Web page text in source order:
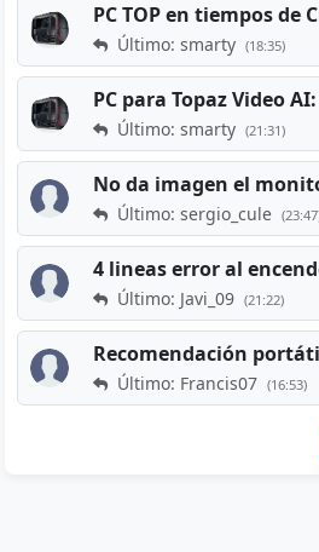
Último: smarty (18:35)
Último: smarty (21:31)
No da imagen el
Último: sergio_cule
4 lineas error al
Último: Javi_09 (21:22)
Recomendación
Último: Francis07 (16:53)